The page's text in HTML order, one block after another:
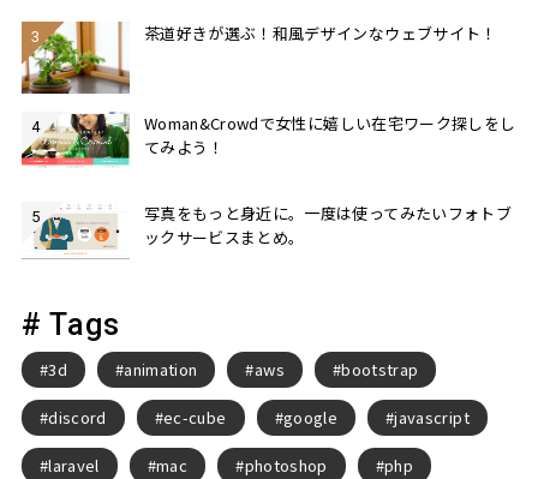
茶道好きが選ぶ！和風デザインなウェブサイト！
Woman&Crowdで女性に嬉しい在宅ワーク探しをし
てみよう！
写真をもっと身近に。一度は使ってみたいフォトブ
ックサービスまとめ。
# Tags
3d animation aws bootstrap
discord ec-cube google javascript
laravel mac photoshop php